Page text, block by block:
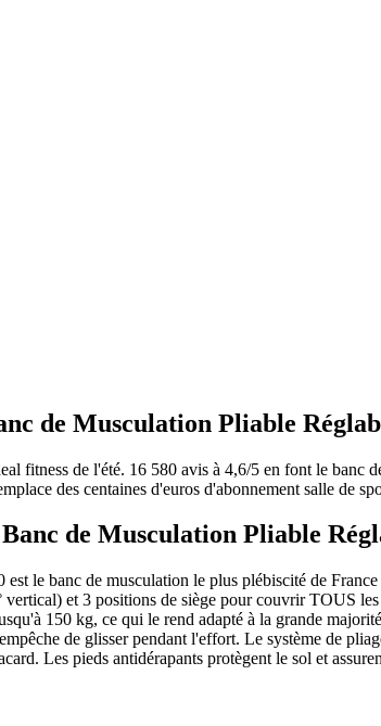
de Musculation Pliable
fitness de l'été. 16 580 avis à 4,6/5 en font le banc
des centaines d'euros d'abonnement salle de
de Musculation Pliable
le banc de musculation le plus plébiscité de
et 3 positions de siège pour couvrir TOUS
150 kg, ce qui le rend adapté à la grande
de glisser pendant l'effort. Le système de
Les pieds antidérapants protègent le sol et